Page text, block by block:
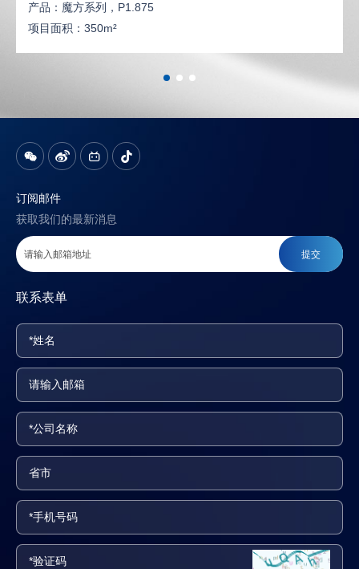
产品： 魔方系列，P1.875
项目面积： 350m²
联系表单
订阅邮件
获取我们的最新消息
提交